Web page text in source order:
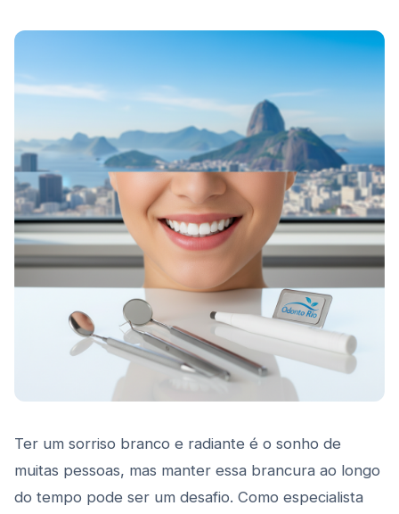
Ter um sorriso branco e radiante é o sonho de
muitas pessoas, mas manter essa brancura ao longo
do tempo pode ser um desafio. Como especialista